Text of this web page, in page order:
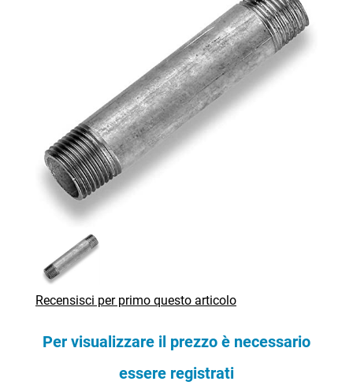
Recensisci per primo questo articolo
Per visualizzare il prezzo è necessario
essere registrati